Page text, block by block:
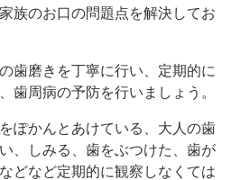
族のお口の問題点を解決してお
歯磨きを丁寧に行い、定期的に
歯周病の予防を行いましょう。
ぽかんとあけている、大人の歯
、しみる、歯をぶつけた、歯が
どなど定期的に観察しなくては